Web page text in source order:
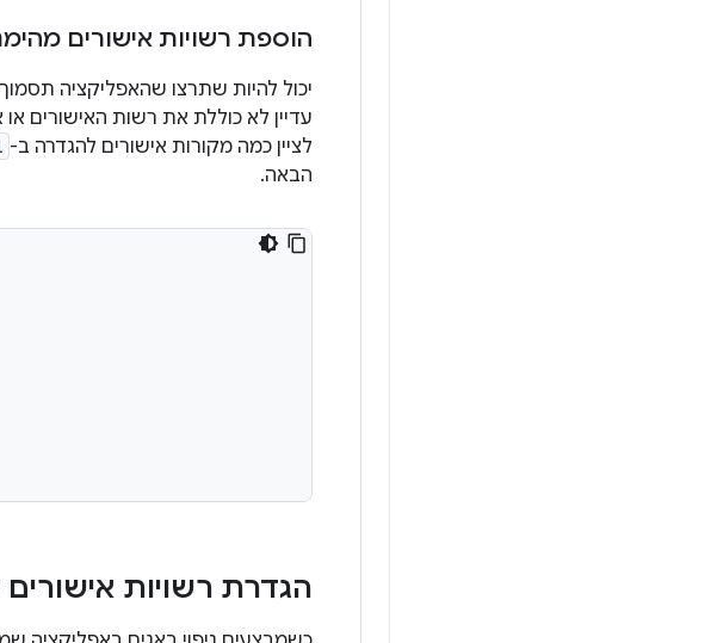
הוספת רשויות אישורים
יכול להיות שתרצו שהאפליקציה
לציין כמה מקורות אישורים להגדרה ב-
הבאה.
הגדרת רשויות אישורים